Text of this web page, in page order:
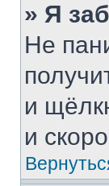
» Я
Не
и
и